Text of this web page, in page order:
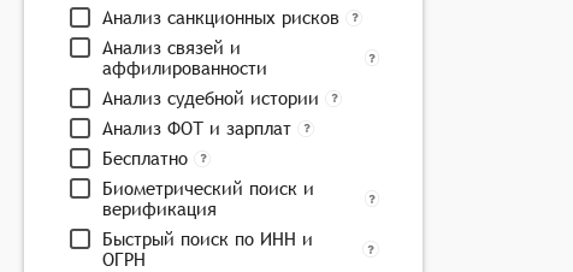
Анализ санкционных рисков
Анализ связей и
аффилированности
Анализ судебной истории
Анализ ФОТ и зарплат
Бесплатно
Биометрический поиск и
верификация
Быстрый поиск по ИНН и
ОГРН